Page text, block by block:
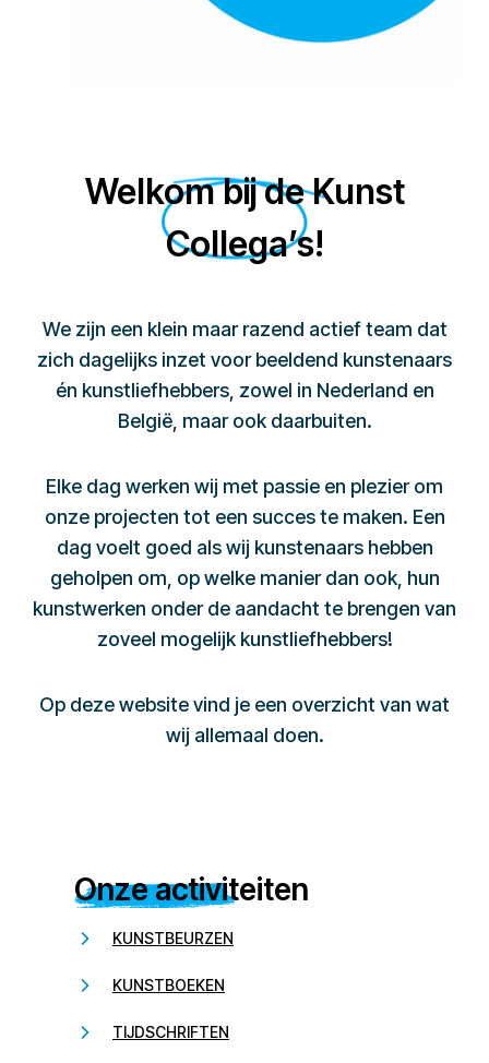
Welkom bij de Kunst
Collega’s!
We zijn een klein maar razend actief team dat
zich dagelijks inzet voor beeldend kunstenaars
én kunstliefhebbers, zowel in Nederland en
België, maar ook daarbuiten.
Elke dag werken wij met passie en plezier om
onze projecten tot een succes te maken. Een
dag voelt goed als wij kunstenaars hebben
geholpen om, op welke manier dan ook, hun
kunstwerken onder de aandacht te brengen van
zoveel mogelijk kunstliefhebbers!
Op deze website vind je een overzicht van wat
wij allemaal doen.
Onze activiteiten
KUNSTBEURZEN
KUNSTBOEKEN
TIJDSCHRIFTEN